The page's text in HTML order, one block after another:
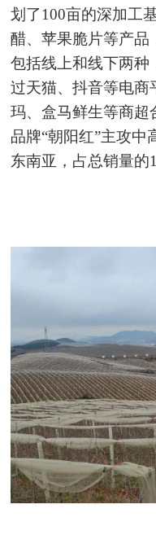
划了100亩的深加工
醋、苹果脆片等产品
包括线上和线下两种
过天猫、抖音等电商
玛、盒马鲜生等商超
品牌“朝阳红”主攻中
东南亚，占总销量的